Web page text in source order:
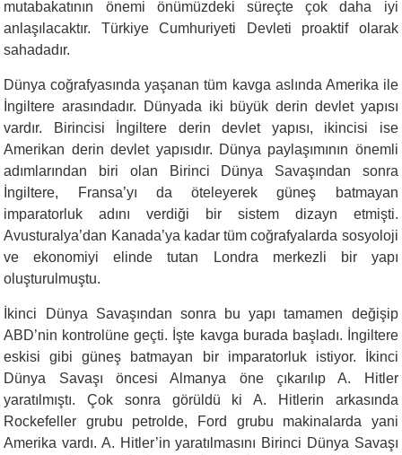
mutabakatının önemi önümüzdeki süreçte çok daha iyi
anlaşılacaktır. Türkiye Cumhuriyeti Devleti proaktif olarak
sahadadır.
Dünya coğrafyasında yaşanan tüm kavga aslında Amerika ile
İngiltere arasındadır. Dünyada iki büyük derin devlet yapısı
vardır. Birincisi İngiltere derin devlet yapısı, ikincisi ise
Amerikan derin devlet yapısıdır. Dünya paylaşımının önemli
adımlarından biri olan Birinci Dünya Savaşından sonra
İngiltere, Fransa’yı da öteleyerek güneş batmayan
imparatorluk adını verdiği bir sistem dizayn etmişti.
Avusturalya’dan Kanada’ya kadar tüm coğrafyalarda sosyoloji
ve ekonomiyi elinde tutan Londra merkezli bir yapı
oluşturulmuştu.
İkinci Dünya Savaşından sonra bu yapı tamamen değişip
ABD’nin kontrolüne geçti. İşte kavga burada başladı. İngiltere
eskisi gibi güneş batmayan bir imparatorluk istiyor. İkinci
Dünya Savaşı öncesi Almanya öne çıkarılıp A. Hitler
yaratılmıştı. Çok sonra görüldü ki A. Hitlerin arkasında
Rockefeller grubu petrolde, Ford grubu makinalarda yani
Amerika vardı. A. Hitler’in yaratılmasını Birinci Dünya Savaşı